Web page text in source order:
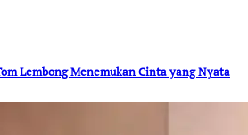
Lembong Menemukan Cinta yang Nyata